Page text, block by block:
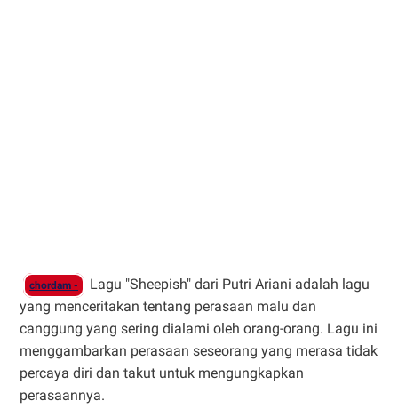
chordam -
Lagu "Sheepish" dari Putri Ariani adalah lagu
yang menceritakan tentang perasaan malu dan
canggung yang sering dialami oleh orang-orang. Lagu ini
menggambarkan perasaan seseorang yang merasa tidak
percaya diri dan takut untuk mengungkapkan
perasaannya.